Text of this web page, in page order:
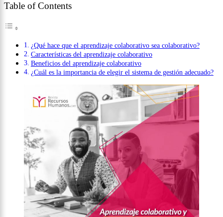
Table of Contents
¿Qué hace que el aprendizaje colaborativo sea colaborativo?
Características del aprendizaje colaborativo
Beneficios del aprendizaje colaborativo
¿Cuál es la importancia de elegir el sistema de gestión adecuado?